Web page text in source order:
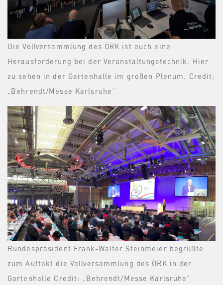
Die Vollversammlung des ÖRK ist auch eine
Herausforderung bei der Veranstaltungstechnik. Hier
zu sehen in der Gartenhalle im großen Plenum. Credit:
„Behrendt/Messe Karlsruhe“
Bundespräsident Frank-Walter Steinmeier begrüßte
zum Auftakt die Vollversammlung des ÖRK in der
Gartenhalle Credit: „Behrendt/Messe Karlsruhe“